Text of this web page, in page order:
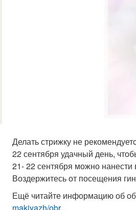
Делать стрижку не
22 сентября удачный день,
21- 22 сентября можно нанести
Воздержитесь от посещения
Ещё читайте информацию об